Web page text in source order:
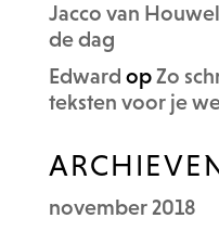
Jacco van
de dag
Edward opZo
teksten voor je
november 2018